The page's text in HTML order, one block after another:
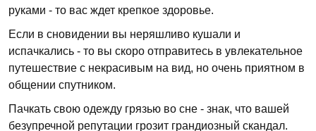
руками - то вас ждет крепкое здоровье.
Если в сновидении вы неряшливо кушали и
испачкались - то вы скоро отправитесь в увлекательное
путешествие с некрасивым на вид, но очень приятном в
общении спутником.
Пачкать свою одежду грязью во сне - знак, что вашей
безупречной репутации грозит грандиозный скандал.